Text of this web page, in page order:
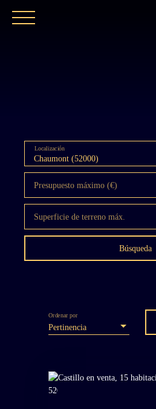
Chaumont (52000)
Localización
Presupuesto máximo (€)
Superficie de terreno máx.
Búsqueda
Pertinencia
Ordenar por